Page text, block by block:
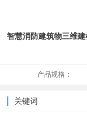
智慧消防建筑物三维
产品规格：
关键词